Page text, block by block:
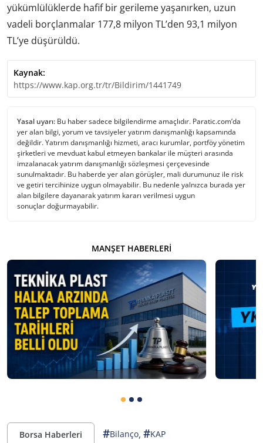
yükümlülüklerde hafif bir gerileme yaşanırken, uzun
vadeli borçlanmalar 177,8 milyon TL’den 93,1 milyon
TL’ye düşürüldü.
Kaynak:
https://www.kap.org.tr/tr/Bildirim/1441749
Yasal uyarı: Bu haber sadece bilgilendirme amaçlıdır. Paratic.com’da
yer alan bilgi, yorum ve tavsiyeler yatırım danışmanlığı kapsamında
değildir. Yatırım danışmanlığı hizmeti, aracı kurumlar, portföy yönetim
şirketleri ve mevduat kabul etmeyen bankalar ile müşteri arasında
imzalanacak yatırım danışmanlığı sözleşmesi çerçevesinde
sunulmaktadır. Bu haberde yer alan görüşler, mali durumunuz ile risk
ve getiri tercihinize uygun olmayabilir. Bu nedenle yalnızca burada yer
alan bilgilere dayanarak yatırım kararı verilmesi uygun
sonuçlar doğurmayabilir.
MANŞET HABERLERI
Borsa Haberleri #Bilanço, #KAP